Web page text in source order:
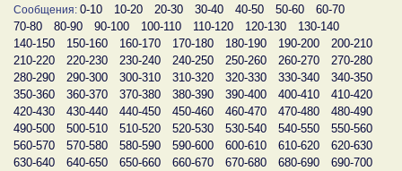
Сообщения: 0-10 10-20 20-30 30-40 40-50 50-60
60-70
70-80
80-90 90-100 100-110 110-120 120-130
130-140
140-150
150-160 160-170 170-180 180-190 190-200
200-210
210-220
220-230 230-240 240-250 250-260 260-270
270-280
280-290
290-300 300-310 310-320 320-330 330-340
340-350
350-360
360-370 370-380 380-390 390-400 400-410
410-420
420-430
430-440 440-450 450-460 460-470 470-480
480-490
490-500
500-510 510-520 520-530 530-540 540-550
550-560
560-570
570-580 580-590 590-600 600-610 610-620
620-630
630-640
640-650 650-660 660-670 670-680 680-690
690-700